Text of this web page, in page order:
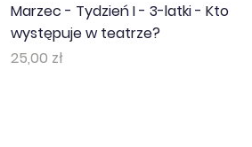
Marzec - Tydzień I - 3-latki - Kto
występuje w teatrze?
Cena
25,00 zł